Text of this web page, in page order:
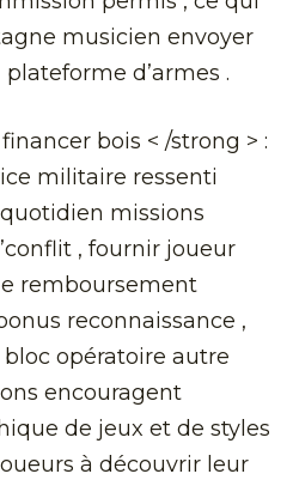
musicien envoyer
d’armes .
bois < /strong > :
militaire ressenti
missions
, fournir joueur
remboursement
reconnaissance ,
opératoire autre
encouragent
de jeux et de styles
à découvrir leur